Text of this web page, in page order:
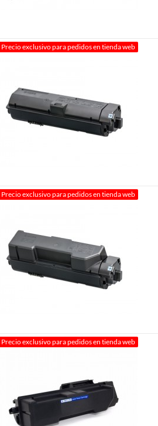
Precio exclusivo para pedidos en tienda web
Precio exclusivo para pedidos en tienda web
Precio exclusivo para pedidos en tienda web